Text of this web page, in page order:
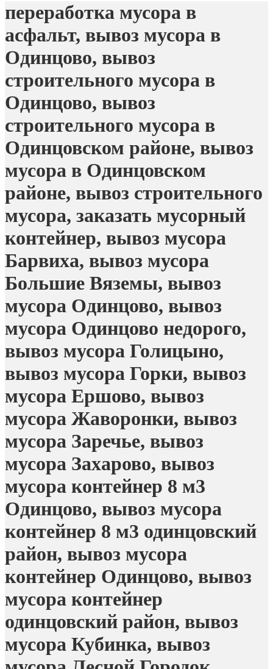
переработка мусора в
асфальт, вывоз мусора в
Одинцово, вывоз
строительного мусора в
Одинцово, вывоз
строительного мусора в
Одинцовском районе, вывоз
мусора в Одинцовском
районе, вывоз строительного
мусора, заказать мусорный
контейнер, вывоз мусора
Барвиха, вывоз мусора
Большие Вяземы, вывоз
мусора Одинцово, вывоз
мусора Одинцово недорого,
вывоз мусора Голицыно,
вывоз мусора Горки, вывоз
мусора Ершово, вывоз
мусора Жаворонки, вывоз
мусора Заречье, вывоз
мусора Захарово, вывоз
мусора контейнер 8 м3
Одинцово, вывоз мусора
контейнер 8 м3 одинцовский
район, вывоз мусора
контейнер Одинцово, вывоз
мусора контейнер
одинцовский район, вывоз
мусора Кубинка, вывоз